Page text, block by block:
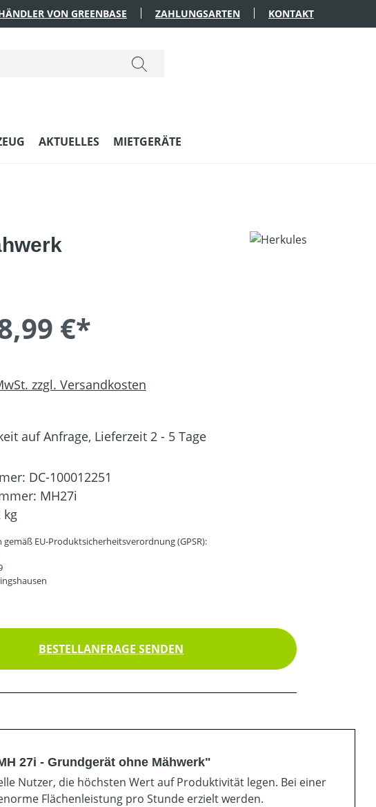
VON GREENBASE ZAHLUNGSARTEN KONTAKT
AKTUELLES MIETGERÄTE
€*
zzgl. Versandkosten
auf Anfrage, Lieferzeit 2 - 5 Tage
DC-100012251
MH27i
kg
EU-Produktsicherheitsverordnung (GPSR):
BESTELLANFRAGE SENDEN
27i - Grundgerät ohne Mähwerk"
Nutzer, die höchsten Wert auf Produktivität legen. Bei einer
Flächenleistung pro Stunde erzielt werden.